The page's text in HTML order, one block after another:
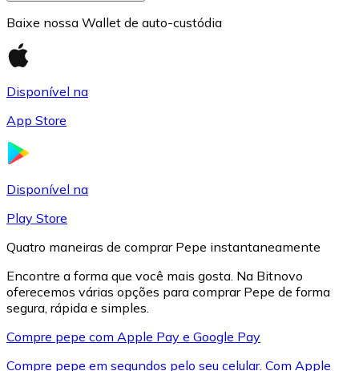
Baixe nossa Wallet de auto-custódia
Disponível na
App Store
Disponível na
Play Store
Quatro maneiras de comprar Pepe instantaneamente
Encontre a forma que você mais gosta. Na Bitnovo
oferecemos várias opções para comprar Pepe de forma
segura, rápida e simples.
Compre pepe com Apple Pay e Google Pay
Compre pepe em segundos pelo seu celular. Com Apple